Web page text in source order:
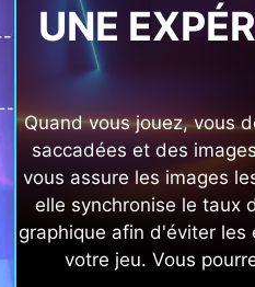
UNE
Quand vous jouez, vous
saccadées et des
vous assure les images
elle synchronise le taux
graphique afin d'éviter
votre jeu. Vous